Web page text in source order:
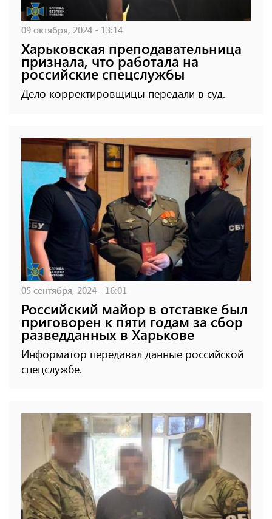
09 октября, 2024 - 13:14
Харьковская преподавательница
признала, что работала на
российские спецслужбы
Дело корректировщицы передали в суд.
05 сентября, 2024 - 16:01
Российский майор в отставке был
приговорен к пяти годам за сбор
разведданных в Харькове
Информатор передавал данные российской
спецслужбе.